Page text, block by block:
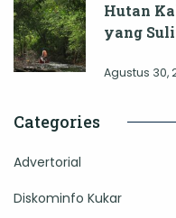
Hutan
yang
Agustus 30,
Categories
Advertorial
Diskominfo Kukar